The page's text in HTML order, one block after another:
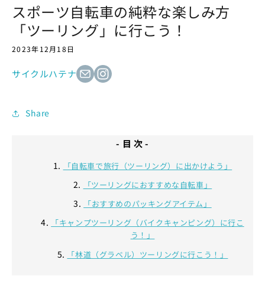
スポーツ自転車の純粋な楽しみ方
「ツーリング」に行こう！
2023年12月18日
サイクルハテナ
Share
- 目 次 -
「自転車で旅行（ツーリング）に出かけよう」
「ツーリングにおすすめな自転車」
「おすすめのパッキングアイテム」
「キャンプツーリング（バイクキャンピング）に行こ
う！」
「林道（グラベル）ツーリングに行こう！」